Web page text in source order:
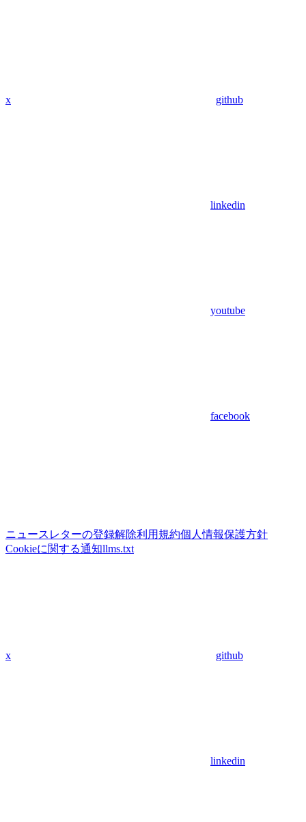
x github
linkedin
youtube
facebook
ニュースレターの登録解除利用規約個人情報保護方針
Cookieに関する通知llms.txt
x github
linkedin